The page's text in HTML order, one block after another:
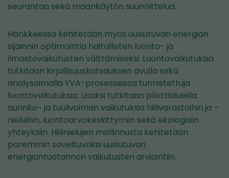
seurantaa sekä maankäytön suunnittelua.
Hankkeessa kehitetään myös uusiutuvan energian
sijainnin optimointia haitallisten luonto- ja
ilmastovaikutusten välttämiseksi. Luontovaikutuksia
tutkitaan kirjallisuuskatsauksen avulla sekä
analysoimalla YVA-prosesseissa tunnistettuja
luontovaikutuksia. Lisäksi tutkitaan pilottialueilla
aurinko- ja tuulivoiman vaikutuksia hiilivarastoihin ja –
nieluihin, luontoarvokeskittymiin sekä ekologisiin
yhteyksiin. Hiilinielujen mallinnusta kehitetään
paremmin soveltuvaksi uusiutuvan
energiantuotannon vaikutusten arviointiin.